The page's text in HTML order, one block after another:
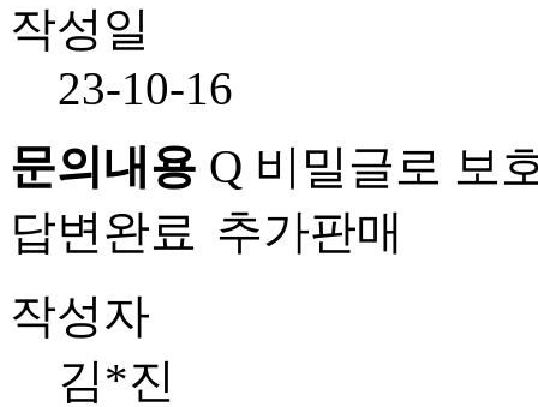
작성일
23-10-16
문의내용 Q 비밀글로 보
답변완료 추가판매
작성자
김*진